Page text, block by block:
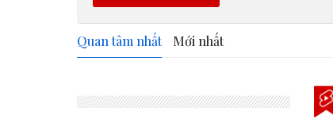
Quan tâm nhất Mới nhất